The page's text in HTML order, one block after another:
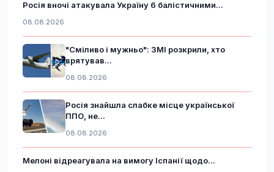
Росія вночі атакувала Україну 6 балістичними...
08.08.2026
"Сміливо і мужньо": ЗМІ розкрили, хто
врятував...
08.08.2026
Росія знайшла слабке місце української
ППО, не...
08.08.2026
Мелоні відреагувала на вимогу Іспанії щодо...